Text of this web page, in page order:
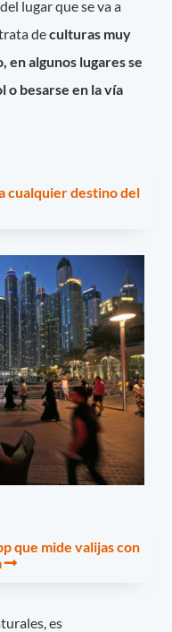
lugar que se va a
deculturas muy
en algunos lugares se
o besarse en la vía
cualquier destino del
que mide valijas con
es